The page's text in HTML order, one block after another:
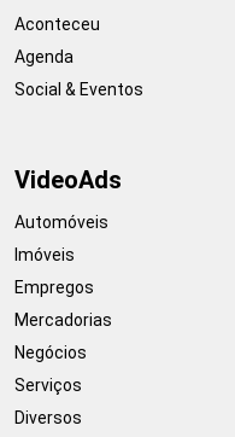
Aconteceu
Agenda
Social & Eventos
VideoAds
Automóveis
Imóveis
Empregos
Mercadorias
Negócios
Serviços
Diversos